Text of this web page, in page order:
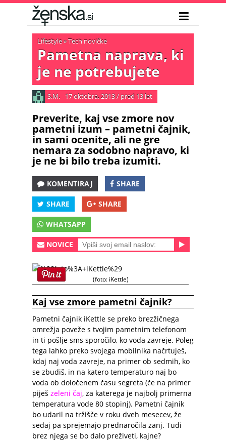
Lifestyle»Tech novičke
Pametna naprava, ki
je ne potrebujete
S.M. 17 oktobra, 2013/ pred 13 let
Preverite, kaj vse zmore nov
pametni izum – pametni čajnik,
in sami ocenite, ali ne gre
nemara za sodobno napravo, ki
je ne bi bilo treba izumiti.
KOMENTIRAJ SHARE
SHARE SHARE
WHATSAPP
NOVICE
(foto: iKettle)
Kaj vse zmore pametni čajnik?
Pametni čajnik iKettle se preko brezžičnega
omrežja poveže s tvojim pametnim telefonom
in ti pošlje sms sporočilo, ko voda zavreje. Poleg
tega lahko preko svojega mobilnika načrtuješ,
kdaj naj voda zavreje, na primer ob sedmih, ko
se zbudiš, in na katero temperaturo naj bo
voda ob določenem času segreta (če na primer
piješ zeleni čaj, za katerega je najbolj primerna
temperatura vode 80 stopinj). Pametni čajnik
bo udaril na tržišče v roku dveh mesecev, že
sedaj pa sprejemajo prednaročila zanj. Tudi
brez njega se bo dalo preživeti, kajne?